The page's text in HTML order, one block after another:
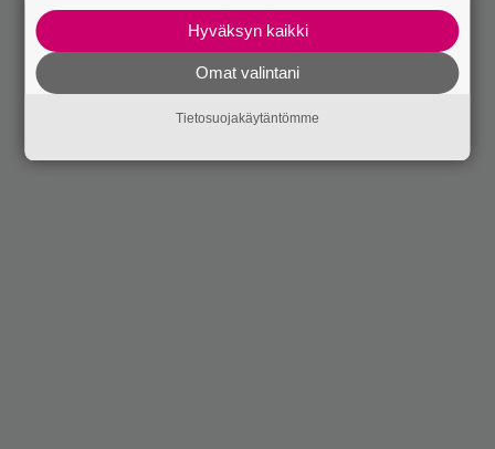
Hyväksyn kaikki
Omat valintani
Tietosuojakäytäntömme